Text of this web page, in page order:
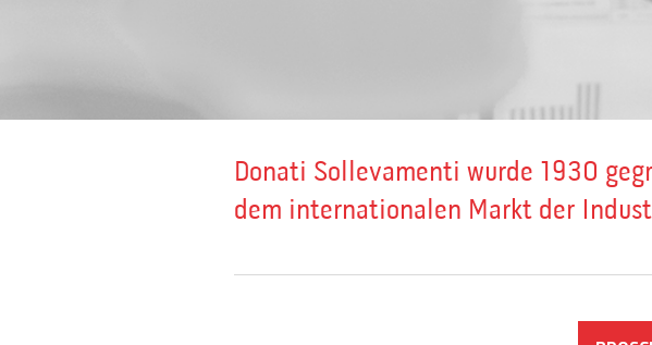
Donati Sollevamenti wurde 1930
dem internationalen Markt der